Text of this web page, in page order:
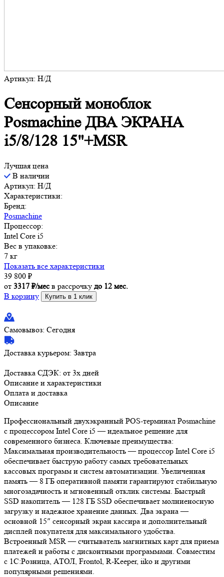
Артикул: Н/Д
Сенсорный моноблок
Posmachine ДВА ЭКРАНА
i5/8/128 15"+MSR
Лучшая цена
В наличии
Артикул: Н/Д
Характеристики:
Бренд:
Posmachine
Процессор:
Intel Core i5
Вес в упаковке:
7 кг
Показать все характеристики
39 800 ₽
от 3317 ₽/месв рассрочку до 12 мес.
В корзину
Купить в 1 клик
Самовывоз: Сегодня
Доставка курьером: Завтра
Доставка СДЭК: от 3х дней
Описание и характеристики
Оплата и доставка
Описание
Профессиональный двухэкранный POS-терминал Posmachine
с процессором Intel Core i5 — идеальное решение для
современного бизнеса. Ключевые преимущества:
Максимальная производительность — процессор Intel Core i5
обеспечивает быструю работу самых требовательных
кассовых программ и систем автоматизации. Увеличенная
память — 8 ГБ оперативной памяти гарантируют стабильную
многозадачность и мгновенный отклик системы. Быстрый
SSD накопитель — 128 ГБ SSD обеспечивает молниеносную
загрузку и надежное хранение данных. Два экрана —
основной 15″ сенсорный экран кассира и дополнительный
дисплей покупателя для максимального удобства.
Встроенный MSR — считыватель магнитных карт для приема
платежей и работы с дисконтными программами. Совместим
с 1С:Розница, АТОЛ, Frontol, R-Keeper, iiko и другими
популярными решениями.